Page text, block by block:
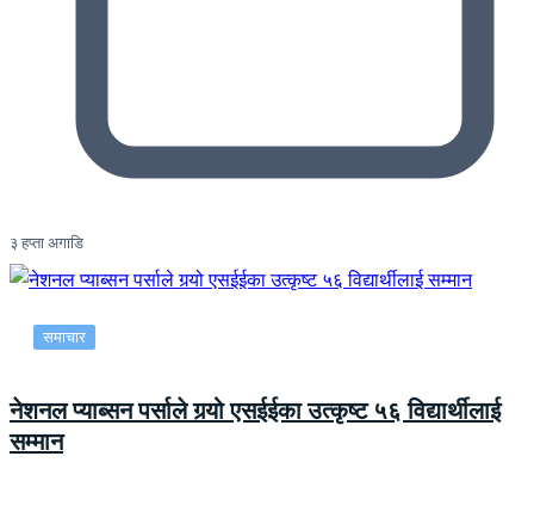
३ हप्ता अगाडि
समाचार
नेशनल प्याब्सन पर्साले गर्‍यो एसईईका उत्कृष्ट ५६ विद्यार्थीलाई
सम्मान